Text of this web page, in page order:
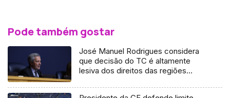
Pode também gostar
José Manuel Rodrigues considera
que decisão do TC é altamente
lesiva dos direitos das regiões